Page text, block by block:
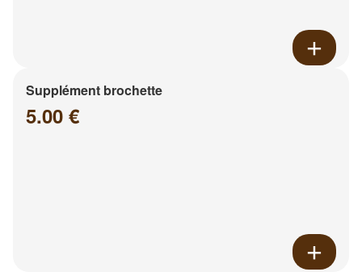
Supplément brochette
5.00 €